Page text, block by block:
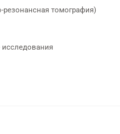
томография)